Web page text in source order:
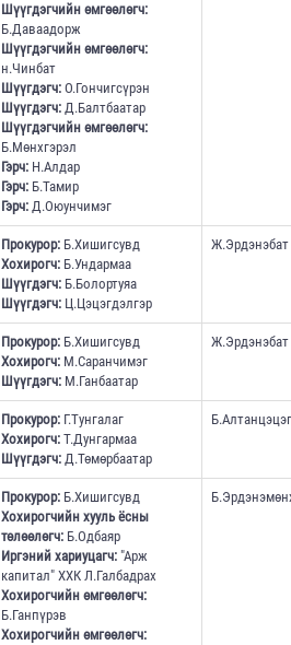
Шүүгдэгчийн өмгөөлөгч:
Б.Даваадорж
Шүүгдэгчийн өмгөөлөгч:
н.Чинбат
Шүүгдэгч:О.Гончигсүрэн
Шүүгдэгч:Д.Балтбаатар
Шүүгдэгчийн өмгөөлөгч:
Б.Мөнхгэрэл
Гэрч:Н.Алдар
Гэрч:Б.Тамир
Гэрч:Д.Оюунчимэг
Прокурор:Б.Хишигсувд
Хохирогч:Б.Ундармаа
Шүүгдэгч:Б.Болортуяа
Шүүгдэгч:Ц.Цэцэгдэлгэр
Ж.Эрдэнэбат
Прокурор:Б.Хишигсувд
Хохирогч:М.Саранчимэг
Шүүгдэгч:М.Ганбаатар
Ж.Эрдэнэбат
Прокурор:Г.Тунгалаг
Хохирогч:Т.Дунгармаа
Шүүгдэгч:Д.Төмөрбаатар
Б.Алтанцэцэг
Прокурор:Б.Хишигсувд
Хохирогчийн хууль ёсны
төлөөлөгч:Б.Одбаяр
Иргэний хариуцагч:"Арж
капитал" ХХК Л.Галбадрах
Хохирогчийн өмгөөлөгч:
Б.Ганпүрэв
Хохирогчийн өмгөөлөгч: